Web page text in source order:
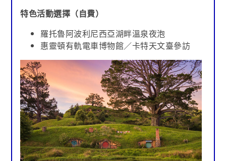
特色活動選擇（自費）
羅托魯阿波利尼西亞湖畔溫泉夜泡
惠靈頓有軌電車博物館／卡特天文臺參訪